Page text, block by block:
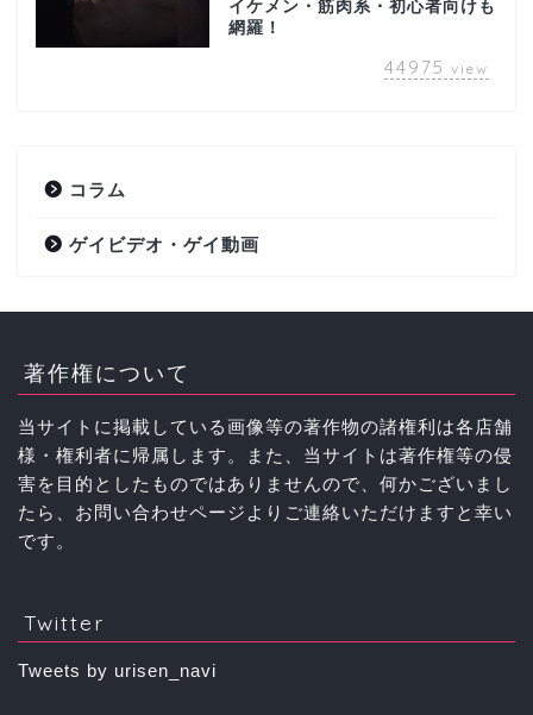
イケメン・筋肉系・初心者向けも
網羅！
44975 view
コラム
ゲイビデオ・ゲイ動画
著作権について
当サイトに掲載している画像等の著作物の諸権利は各店舗
様・権利者に帰属します。また、当サイトは著作権等の侵
害を目的としたものではありませんので、何かございまし
たら、お問い合わせページよりご連絡いただけますと幸い
です。
Twitter
Tweets by urisen_navi